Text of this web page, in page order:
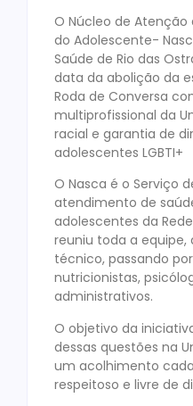
O Núcleo de Atenção
do Adolescente-
Saúde de Rio das
data da abolição da
Roda de Conversa
multiprofissional da
racial e garantia de
adolescentes LGBTI+
O Nasca é o Serviço
atendimento de
adolescentes da
reuniu toda a
técnico, passando
nutricionistas,
administrativos.
O objetivo da
dessas questões na
um acolhimento
respeitoso e livre de